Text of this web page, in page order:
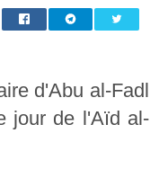
d'Abu al-Fadl
jour de l'Aïd al-